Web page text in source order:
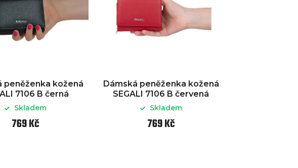
peněženka kožená
7106 B černá
Skladem
769 Kč
Dámská peněženka kožená
SEGALI 7106 B červená
Skladem
769 Kč